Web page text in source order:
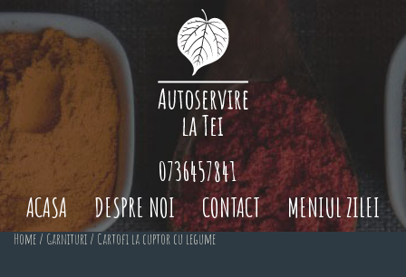
ACASA DESPRE NOI CONTACT MENIUL ZILEI
0736457841
Home / Garnituri / Cartofi la cuptor cu legume